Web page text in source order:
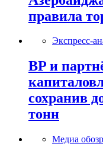
правила
Экспресс-
BP и
сохранив
тонн
Медиа